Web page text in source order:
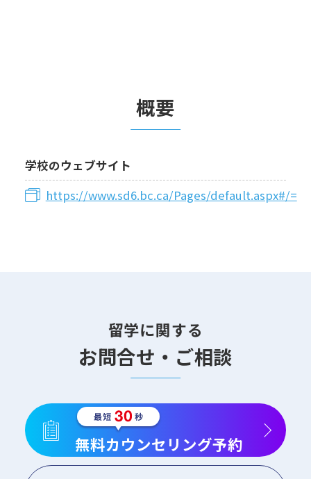
概要
学校のウェブサイト
https://www.sd6.bc.ca/Pages/default.aspx#/=
留学に関する
お問合せ・ご相談
無料カウンセリング予約